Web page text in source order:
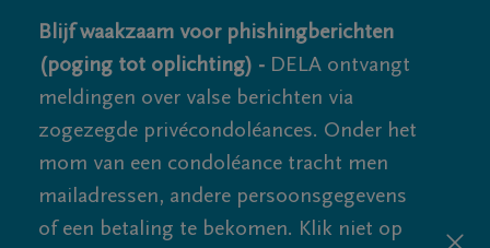
Blijf waakzaam voor phishingberichten
(poging tot oplichting) - DELA ontvangt
meldingen over valse berichten via
zogezegde privécondoléances. Onder het
mom van een condoléance tracht men
mailadressen, andere persoonsgegevens
of een betaling te bekomen. Klik niet op